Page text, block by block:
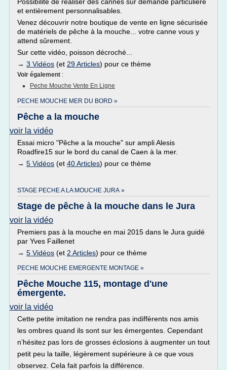
et entièrement personnalisables.
Venez découvrir notre boutique de vente en ligne sécurisée
de matériels de pêche à la mouche... votre canne vous y
attend sûrement.
Sur cette vidéo, poisson décroché...
→ 3 Vidéos (et 29 Articles) pour ce thème
Voir également :
Peche Mouche Vente En Ligne
PECHE MOUCHE MER DU BORD »
Pêche a la mouche
voir la vidéo
Essai micro "Pêche a la mouche" sur ampli Alesis
Roadfire15 sur le bord du canal de Caen à la mer.
→ 5 Vidéos (et 40 Articles) pour ce thème
STAGE PECHE A LA MOUCHE JURA »
Stage de pêche à la mouche dans le Jura
voir la vidéo
Premiers pas à la mouche en mai 2015 dans le Jura guidé
par Yves Faillenet
→ 5 Vidéos (et 2 Articles) pour ce thème
PECHE MOUCHE EMERGENTE MONTAGE »
Pêche Mouche 115, montage d'une
émergente.
voir la vidéo
Cette petite imitation ne rendra pas indiffèrents nos amis
les ombres quand ils sont sur les émergentes. Cependant
n’hésitez pas lors de grosses éclosions à augmenter un tout
petit peu la taille, légèrement supérieure à ce que vous
observez. Cela fait parfois la différence.